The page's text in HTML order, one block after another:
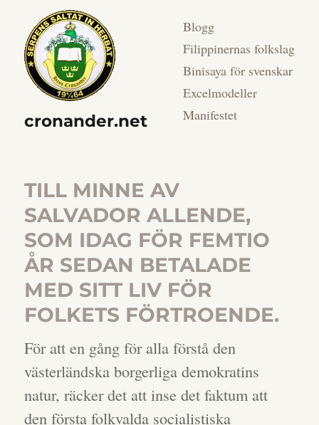
cronander.net
Blogg
Filippinernas folkslag
Binisaya för svenskar
Excelmodeller
Manifestet
TILL MINNE AV
SALVADOR ALLENDE,
SOM IDAG FÖR FEMTIO
ÅR SEDAN BETALADE
MED SITT LIV FÖR
FOLKETS FÖRTROENDE.
För att en gång för alla förstå den
västerländska borgerliga demokratins
natur, räcker det att inse det faktum att
den första folkvalda socialistiska